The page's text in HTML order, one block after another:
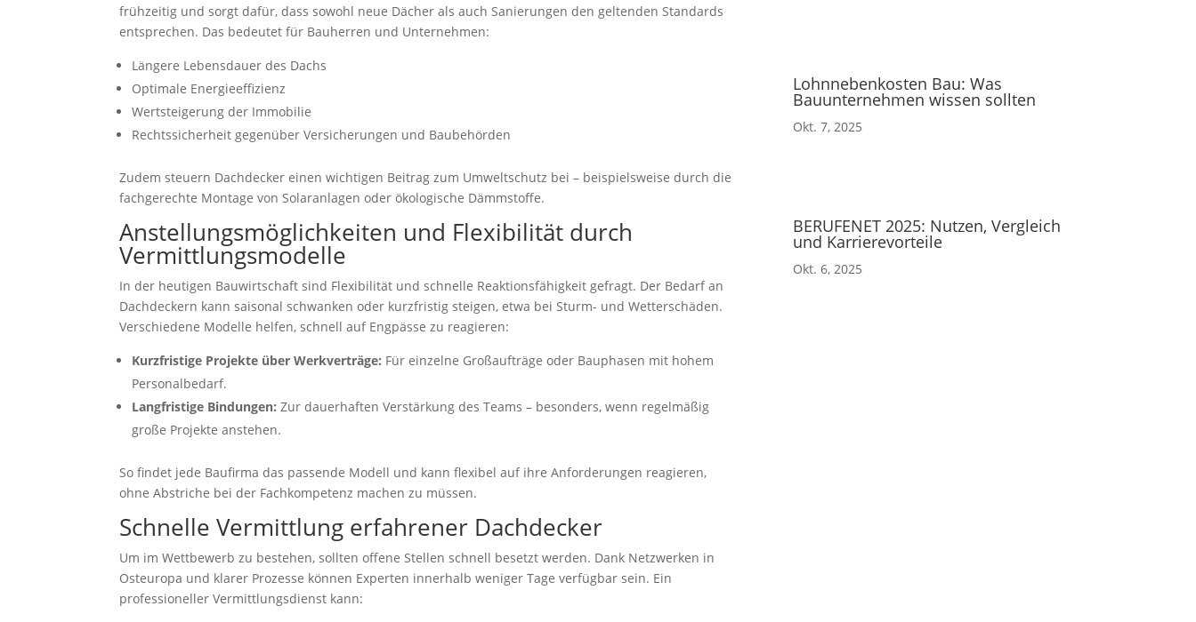
frühzeitig und sorgt dafür, dass sowohl neue Dächer als auch Sanierungen den geltenden Standards
entsprechen. Das bedeutet für Bauherren und Unternehmen:
Längere Lebensdauer des Dachs
Optimale Energieeffizienz
Wertsteigerung der Immobilie
Rechtssicherheit gegenüber Versicherungen und Baubehörden
Zudem steuern Dachdecker einen wichtigen Beitrag zum Umweltschutz bei – beispielsweise durch die
fachgerechte Montage von Solaranlagen oder ökologische Dämmstoffe.
Anstellungsmöglichkeiten und Flexibilität durch
Vermittlungsmodelle
In der heutigen Bauwirtschaft sind Flexibilität und schnelle Reaktionsfähigkeit gefragt. Der Bedarf an
Dachdeckern kann saisonal schwanken oder kurzfristig steigen, etwa bei Sturm- und Wetterschäden.
Verschiedene Modelle helfen, schnell auf Engpässe zu reagieren:
Kurzfristige Projekte über Werkverträge: Für einzelne Großaufträge oder Bauphasen mit hohem
Personalbedarf.
Langfristige Bindungen: Zur dauerhaften Verstärkung des Teams – besonders, wenn regelmäßig
große Projekte anstehen.
So findet jede Baufirma das passende Modell und kann flexibel auf ihre Anforderungen reagieren,
ohne Abstriche bei der Fachkompetenz machen zu müssen.
Schnelle Vermittlung erfahrener Dachdecker
Um im Wettbewerb zu bestehen, sollten offene Stellen schnell besetzt werden. Dank Netzwerken in
Osteuropa und klarer Prozesse können Experten innerhalb weniger Tage verfügbar sein. Ein
professioneller Vermittlungsdienst kann:
Lohnnebenkosten Bau: Was
Bauunternehmen wissen sollten
Okt. 7, 2025
BERUFENET 2025: Nutzen, Vergleich
und Karrierevorteile
Okt. 6, 2025